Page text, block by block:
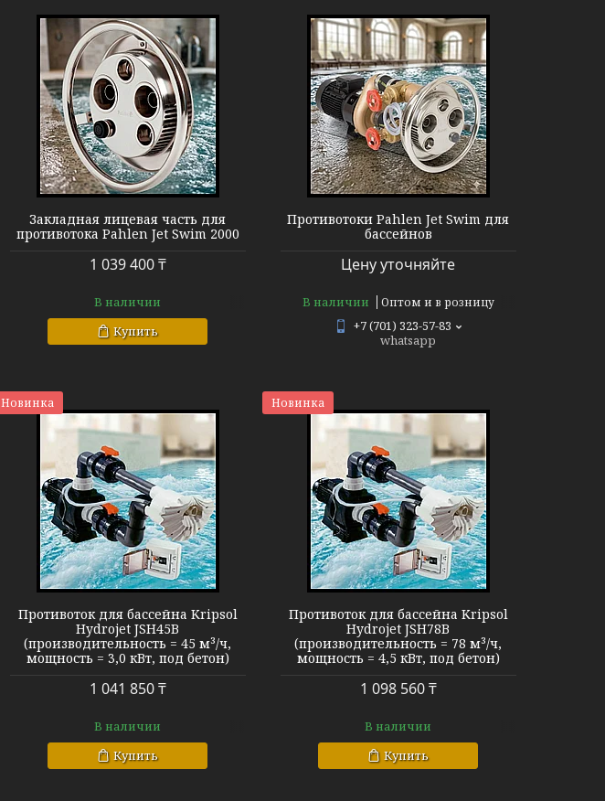
Закладная лицевая часть для
противотока Pahlen Jet Swim 2000
1 039 400 ₸
В наличии
Купить
Противоток Pahlen
Противотоки Pahlen Jet Swim для
бассейнов
Цену уточняйте
В наличии Оптом и в розницу
+7 (701) 323-57-83
whatsapp
Новинка
Противоток для бассейна Kripsol
Hydrojet JSH45B
(производительность = 45 м³/ч,
мощность = 3,0 кВт, под бетон)
1 041 850 ₸
В наличии
Купить
Новинка
Противоток JSH78B
Противоток для бассейна Kripsol
Hydrojet JSH78B
(производительность = 78 м³/ч,
мощность = 4,5 кВт, под бетон)
1 098 560 ₸
В наличии
Купить